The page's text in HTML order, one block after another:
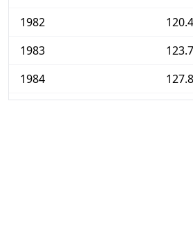
1982
1983
1984